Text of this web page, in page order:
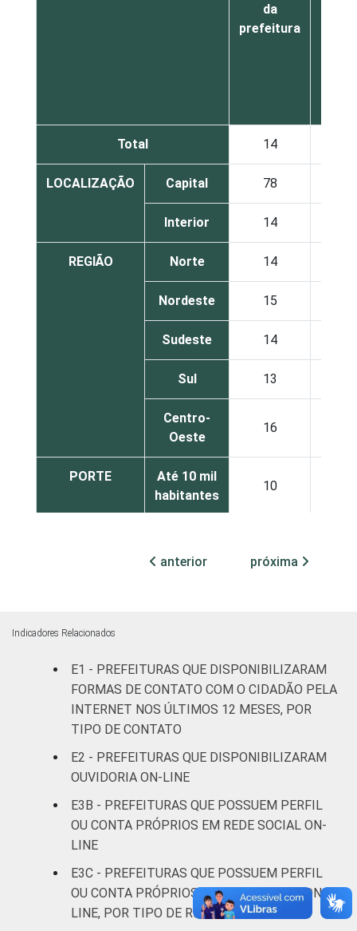
da
prefeitura
Total 14
LOCALIZAÇÃO Capital 78
Interior 14
REGIÃO Norte 14
Nordeste 15
Sudeste 14
Sul 13
Centro-
Oeste
16
PORTE
Até 10 mil
habitantes
10
mil até
15
até 500
mil
habitantes
31
500 mil
habitantes
66
Fonte: CGI.br/NIC.br, Centro Regional de
Estudos para o Desenvolvimento da
Sociedade da Informação (Cetic.br),
Pesquisa sobre o uso das tecnologias de
informação e comunicação no setor público
brasileiro - TIC Governo Eletrônico 2019.
anterior próxima
Indicadores Relacionados
E1 - PREFEITURAS QUE DISPONIBILIZARAM
FORMAS DE CONTATO COM O CIDADÃO PELA
INTERNET NOS ÚLTIMOS 12 MESES, POR
TIPO DE CONTATO
E2 - PREFEITURAS QUE DISPONIBILIZARAM
OUVIDORIA ON-LINE
E3B - PREFEITURAS QUE POSSUEM PERFIL
OU CONTA PRÓPRIOS EM REDE SOCIAL ON-
LINE
E3C - PREFEITURAS QUE POSSUEM PERFIL
OU CONTA PRÓPRIOS EM REDE SOCIAL ON-
LINE, POR TIPO DE REDE SOCIAL